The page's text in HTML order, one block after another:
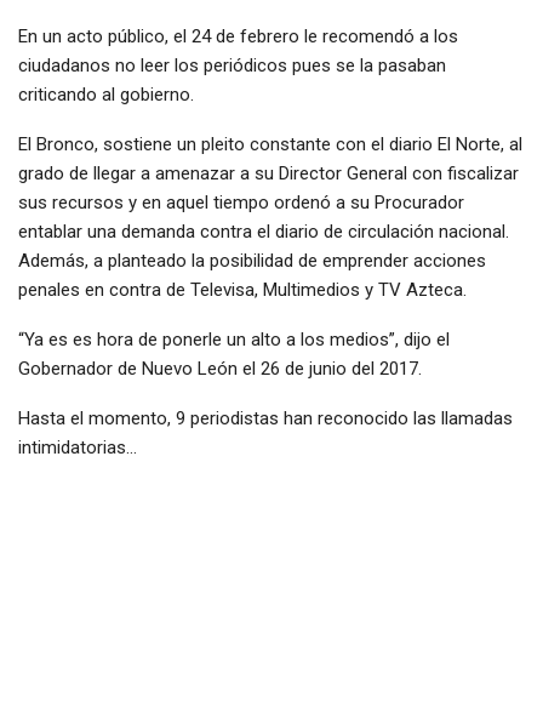
En un acto público, el 24 de febrero le recomendó a los
ciudadanos no leer los periódicos pues se la pasaban
criticando al gobierno.
El Bronco, sostiene un pleito constante con el diario El Norte, al
grado de llegar a amenazar a su Director General con fiscalizar
sus recursos y en aquel tiempo ordenó a su Procurador
entablar una demanda contra el diario de circulación nacional.
Además, a planteado la posibilidad de emprender acciones
penales en contra de Televisa, Multimedios y TV Azteca.
“Ya es es hora de ponerle un alto a los medios”, dijo el
Gobernador de Nuevo León el 26 de junio del 2017.
Hasta el momento, 9 periodistas han reconocido las llamadas
intimidatorias…